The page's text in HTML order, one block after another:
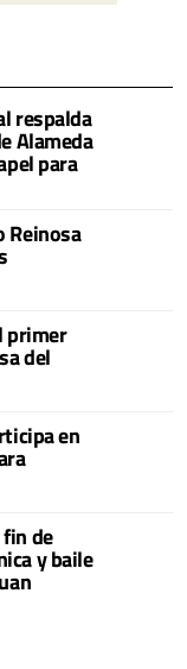
respalda
Alameda
para
Reinosa
primer
del
en
de
y baile